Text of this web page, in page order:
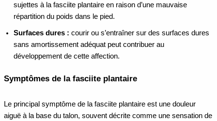
sujettes à la fasciite plantaire en raison d’une mauvaise
répartition du poids dans le pied.
Surfaces dures : courir ou s’entraîner sur des surfaces dures
sans amortissement adéquat peut contribuer au
développement de cette affection.
Symptômes de la fasciite plantaire
Le principal symptôme de la fasciite plantaire est une douleur
aiguë à la base du talon, souvent décrite comme une sensation de